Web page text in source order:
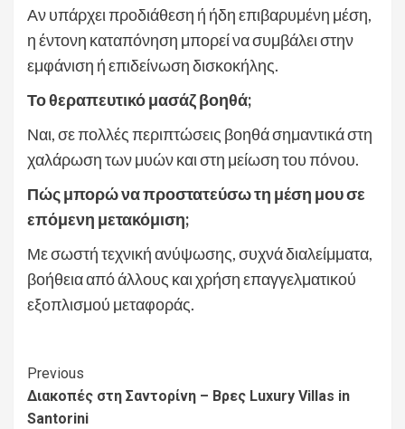
Αν υπάρχει προδιάθεση ή ήδη επιβαρυμένη μέση,
η έντονη καταπόνηση μπορεί να συμβάλει στην
εμφάνιση ή επιδείνωση δισκοκήλης.
Το θεραπευτικό μασάζ βοηθά;
Ναι, σε πολλές περιπτώσεις βοηθά σημαντικά στη
χαλάρωση των μυών και στη μείωση του πόνου.
Πώς μπορώ να προστατεύσω τη μέση μου σε
επόμενη μετακόμιση;
Με σωστή τεχνική ανύψωσης, συχνά διαλείμματα,
βοήθεια από άλλους και χρήση επαγγελματικού
εξοπλισμού μεταφοράς.
Continue
Reading
Previous
Διακοπές στη Σαντορίνη – Βρες Luxury Villas in
Santorini